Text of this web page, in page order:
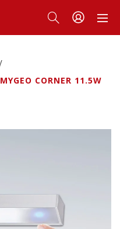
MYGEO CORNER 11.5W